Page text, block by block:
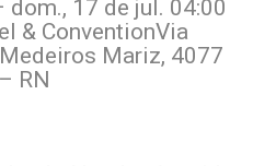
dom., 17 de jul. 04:00
& ConventionVia
Mariz, 4077
RN